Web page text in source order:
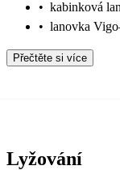
• kabinková
• lanovka
Přečtěte si více
Lyžování